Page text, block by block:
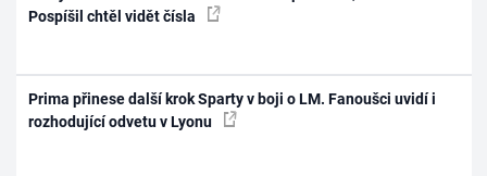
Pospíšil chtěl vidět čísla
Prima přinese další krok Sparty v boji o LM. Fanoušci uvidí i
rozhodující odvetu v Lyonu